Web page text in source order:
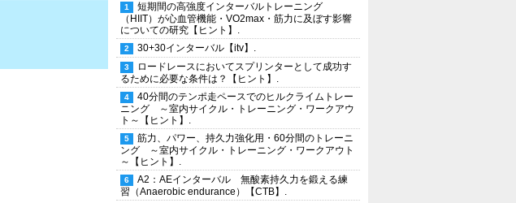
短期間の高強度インターバルトレーニング
（HIIT）が心血管機能・VO2max・筋力に及ぼす影響
についての研究【ヒント】.
30+30インターバル【itv】.
ロードレースにおいてスプリンターとして成功す
るために必要な条件は？【ヒント】.
40分間のテンポ走ペースでのヒルクライムトレー
ニング ～室内サイクル・トレーニング・ワークアウ
ト～【ヒント】.
筋力、パワー、持久力強化用・60分間のトレーニ
ング ～室内サイクル・トレーニング・ワークアウト
～【ヒント】.
A2：AEインターバル 無酸素持久力を鍛える練
習（Anaerobic endurance）【CTB】.